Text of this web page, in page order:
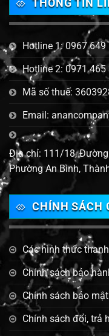
THÔNG TIN
Hotline 1: 0967 649
Hotline 2: 0971 465
Mã số thuế:
Email:
Địa chỉ: 111/18, Đường
Phường An Bình,
CHÍNH SÁCH
Các hình thức
Chính sách bảo
Chính sách bảo mật
Chính sách đổi, trả